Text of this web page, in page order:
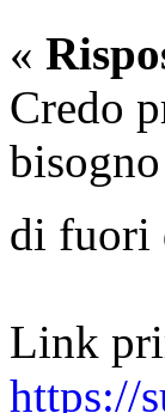
«
Credo
di fuori
Link
https://